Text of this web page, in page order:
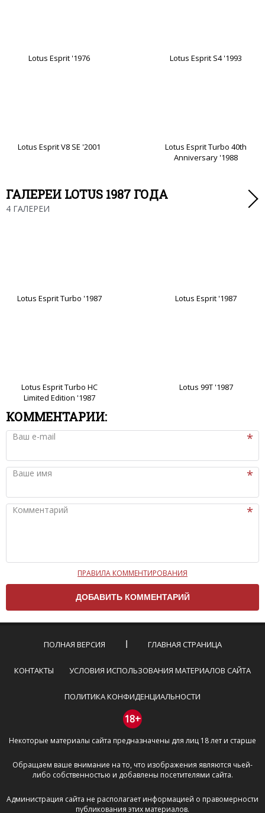
Lotus Esprit '1976 Lotus Esprit S4 '1993
Lotus Esprit V8 SE '2001
Lotus Esprit Turbo 40th
Anniversary '1988
ГАЛЕРЕИ LOTUS 1987 ГОДА
4 ГАЛЕРЕИ
Lotus Esprit Turbo '1987 Lotus Esprit '1987
Lotus Esprit Turbo HC
Limited Edition '1987
Lotus 99T '1987
КОММЕНТАРИИ:
Ваш e-mail
Ваше имя
Комментарий
Чтобы ваш комментарий был опубликован на сайте,
вам нужно придерживаться следующих правил:
Комментарий не может быть слишком
короткой — избегайте односложных и чисто
эмоциональных высказываний.
Не стоит отклоняться от предмета обсуждения.
Пожалуйста, не используйте в комментарие
призывы к насилию и высказывания,
направленные на разжигание расовой,
межнациональной и религиозной розни —
пожалейте наших модераторов, они кстати
очень славные ребята, поверьте.
буквами.
Не копируйте рецензии с других сайтов, нам
важно именно ваше мнение.
Не размещайте рекламу!
ПРАВИЛА КОММЕНТИРОВАНИЯ
ПОЛНАЯ ВЕРСИЯ ГЛАВНАЯ СТРАНИЦА
КОНТАКТЫ УСЛОВИЯ ИСПОЛЬЗОВАНИЯ МАТЕРИАЛОВ САЙТА
ПОЛИТИКА КОНФИДЕНЦИАЛЬНОСТИ
18+
Некоторые материалы сайта предназначены для лиц 18 лет и старше
Обращаем ваше внимание на то, что изображения являются чьей-
либо собственностью и добавлены посетителями сайта.
Администрация сайта не располагает информацией о правомерности
публикования этих материалов.